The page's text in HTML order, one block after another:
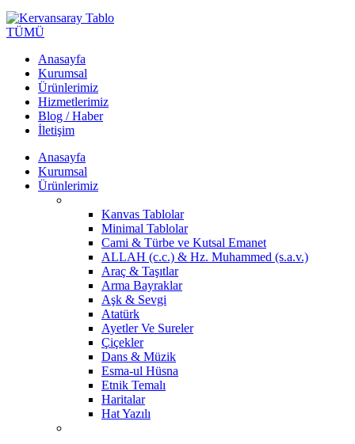
TÜMÜ
Anasayfa
Kurumsal
Ürünlerimiz
Hizmetlerimiz
Blog / Haber
İletişim
Anasayfa
Kurumsal
Ürünlerimiz
Kanvas Tablolar
Minimal Tablolar
Cami & Türbe ve Kutsal Emanet
ALLAH (c.c.) & Hz. Muhammed (s.a.v.)
Araç & Taşıtlar
Arma Bayraklar
Aşk & Sevgi
Atatürk
Ayetler Ve Sureler
Çiçekler
Dans & Müzik
Esma-ul Hüsna
Etnik Temalı
Haritalar
Hat Yazılı